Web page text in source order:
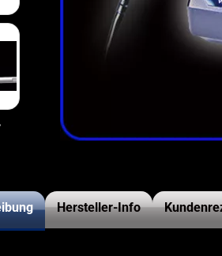
Anleitung
Hersteller-Info